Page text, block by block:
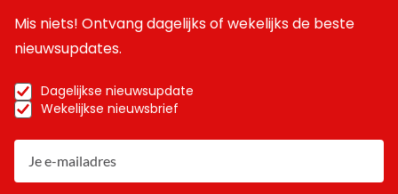
Mis niets! Ontvang dagelijks of wekelijks de beste
nieuwsupdates.
Dagelijkse nieuwsupdate
Wekelijkse nieuwsbrief